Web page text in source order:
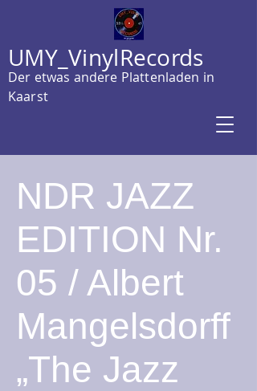
UMY_VinylRecords
Der etwas andere Plattenladen in
Kaarst
NDR JAZZ
EDITION Nr.
05 / Albert
Mangelsdorff
„The Jazz